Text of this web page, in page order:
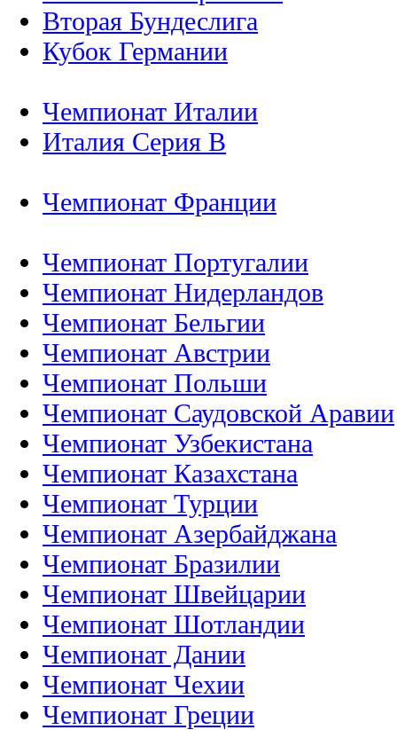
Вторая Бундеслига
Кубок Германии
Чемпионат Италии
Италия Серия B
Чемпионат Франции
Чемпионат Португалии
Чемпионат Нидерландов
Чемпионат Бельгии
Чемпионат Австрии
Чемпионат Польши
Чемпионат Саудовской Аравии
Чемпионат Узбекистана
Чемпионат Казахстана
Чемпионат Турции
Чемпионат Азербайджана
Чемпионат Бразилии
Чемпионат Швейцарии
Чемпионат Шотландии
Чемпионат Дании
Чемпионат Чехии
Чемпионат Греции